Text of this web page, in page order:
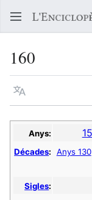
160
Llegir en un atre
Anys:
Décades: Anys 130
Sigles: